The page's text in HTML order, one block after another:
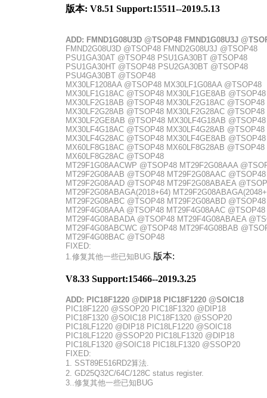
版本: V8.51 Support:15511--2019.5.13
ADD: FMND1G08U3D @TSOP48 FMND1G08U3J
FMND2G08U3D @TSOP48 FMND2G08U3J @TSOP48
PSU1GA30AT @TSOP48 PSU1GA30BT @TSOP48
PSU1GA30HT @TSOP48 PSU2GA30BT @TSOP48
PSU4GA30BT @TSOP48
MX30LF1208AA @TSOP48 MX30LF1G08AA @TSOP48
MX30LF1G18AC @TSOP48 MX30LF1GE8AB @TSOP48
MX30LF2G18AB @TSOP48 MX30LF2G18AC @TSOP48
MX30LF2G28AB @TSOP48 MX30LF2G28AC @TSOP48
MX30LF2GE8AB @TSOP48 MX30LF4G18AB @TSOP48
MX30LF4G18AC @TSOP48 MX30LF4G28AB @TSOP48
MX30LF4G28AC @TSOP48 MX30LF4GE8AB @TSOP48
MX60LF8G18AC @TSOP48 MX60LF8G28AB @TSOP48
MX60LF8G28AC @TSOP48
MT29F1G08AACWP @TSOP48 MT29F2G08AAA
MT29F2G08AAB @TSOP48 MT29F2G08AAC @TSOP48
MT29F2G08AAD @TSOP48 MT29F2G08ABAEA
MT29F2G08ABAGA(2018+64)
MT29F2G08ABC @TSOP48 MT29F2G08ABD @TSOP48
MT29F4G08AAA @TSOP48 MT29F4G08AAC @TSOP48
MT29F4G08ABADA @TSOP48 MT29F4G08ABAEA
MT29F4G08ABCWC @TSOP48 MT29F4G08BAB
MT29F4G08BAC @TSOP48
FIXED:
1.修复其他一些已知BUG.版本:
V8.33 Support:15466--2019.3.25
ADD: PIC18F1220 @DIP18 PIC18F1220 @SOIC18
PIC18F1220 @SSOP20 PIC18F1320 @DIP18
PIC18F1320 @SOIC18 PIC18F1320 @SSOP20
PIC18LF1220 @DIP18 PIC18LF1220 @SOIC18
PIC18LF1220 @SSOP20 PIC18LF1320 @DIP18
PIC18LF1320 @SOIC18 PIC18LF1320 @SSOP20
FIXED:
1. SST89E516RD2算法.
2. GD25Q32C/64C/128C status register.
3..修复其他一些已知BUG